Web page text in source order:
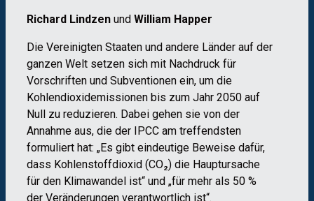
Richard Lindzen und William Happer
Die Vereinigten Staaten und andere Länder auf der
ganzen Welt setzen sich mit Nachdruck für
Vorschriften und Subventionen ein, um die
Kohlendioxidemissionen bis zum Jahr 2050 auf
Null zu reduzieren. Dabei gehen sie von der
Annahme aus, die der IPCC am treffendsten
formuliert hat: „Es gibt eindeutige Beweise dafür,
dass Kohlenstoffdioxid (CO₂) die Hauptursache
für den Klimawandel ist“ und „für mehr als 50 %
der Veränderungen verantwortlich ist“.